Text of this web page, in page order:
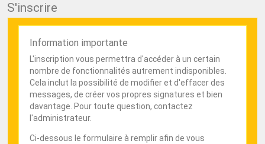
S'inscrire
Information importante
L'inscription vous permettra d'accéder à un certain
nombre de fonctionnalités autrement indisponibles.
Cela inclut la possibilité de modifier et d'effacer des
messages, de créer vos propres signatures et bien
davantage. Pour toute question, contactez
l'administrateur.
Ci-dessous le formulaire à remplir afin de vous